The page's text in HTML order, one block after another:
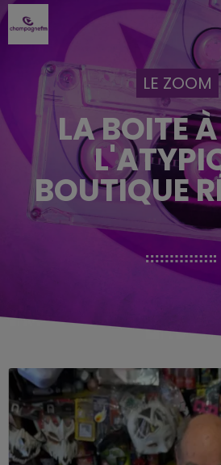
LE ZOOM
LA BOITE
BOUTIQUE